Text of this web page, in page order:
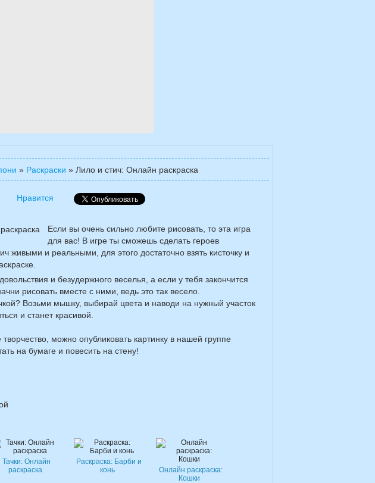
» Раскраски » Лило и стич: Онлайн раскраска
Нравится
Если вы очень сильно любите рисовать, то эта игра
для вас! В игре ты сможешь сделать героев
живыми и реальными, для этого достаточно взять кисточку и
и безудержного веселья, а если у тебя закончится
рисовать вместе с ними, ведь это так весело.
Возьми мышку, выбирай цвета и наводи на нужный участок
и станет красивой.
можно опубликовать картинку в нашей группе
на бумаге и повесить на стену!
Тачки: Онлайн
раскраска
Раскраска: Барби и
конь
Онлайн раскраска:
Кошки